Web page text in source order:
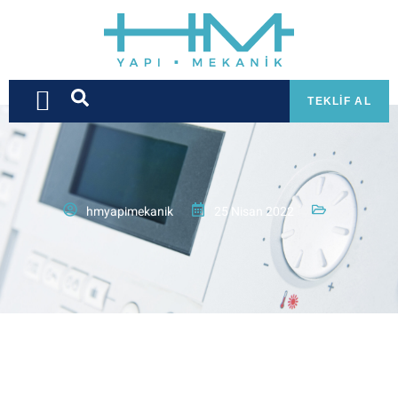
TEKLIF AL
hmyapimekanik 25 Nisan 2022